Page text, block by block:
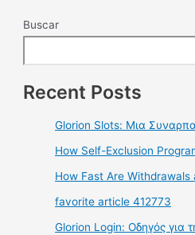
Buscar
Recent Posts
Glorion Slots: Μια
How Self-Exclusion
How Fast Are Withdrawals
favorite article 412773
Glorion Login: Οδηγός για